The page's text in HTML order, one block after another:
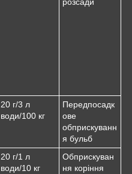
розсади
20 г/3 л
води/100 кг
Передпосадк
ове
обприскуванн
я бульб
20 г/1 л
води/10 кг
Обприскуван
ня коріння